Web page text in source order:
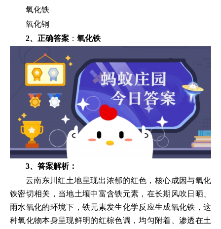
氧化铁
氧化铜
2、正确答案 ： 氧化铁
3、答案解析：
云南东川红土地呈现出浓郁的红色，核心成因与氧化
铁密切相关，当地土壤中富含铁元素，在长期风吹日晒、
雨水氧化的环境下，铁元素发生化学反应生成氧化铁，这
种氧化物本身呈现鲜明的红棕色调，均匀附着、渗透在土